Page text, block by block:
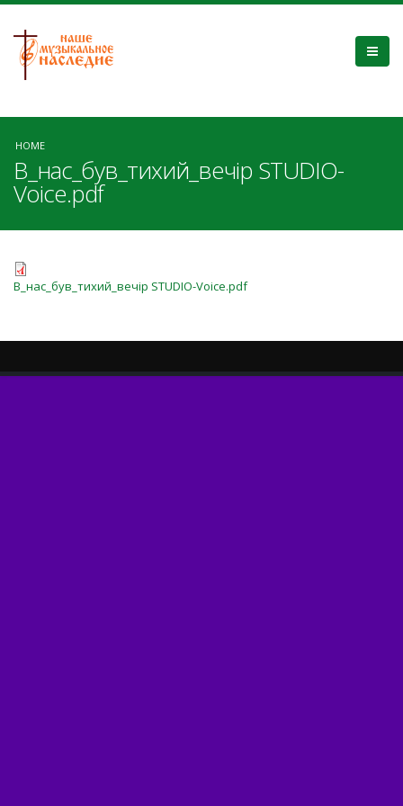
HOME
В_нас_був_тихий_вечір STUDIO-
Voice.pdf
В_нас_був_тихий_вечір STUDIO-Voice.pdf